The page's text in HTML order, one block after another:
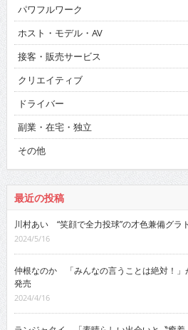
パワフルワーク
ホスト・モデル・AV
接客・販売サービス
クリエイティブ
ドライバー
副業・在宅・独立
その他
最近の投稿
川村あい “笑顔で全力投球”の才色兼備グラ
2024/5/16
仲根なのか 「みんなの言うことは絶対！」
発売
2024/4/16